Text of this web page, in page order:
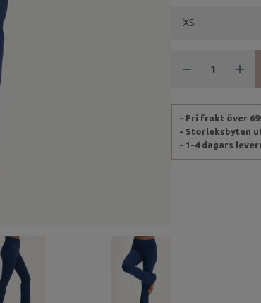
- Fri frakt över
- Storleksbyten
- 1-4 dagars